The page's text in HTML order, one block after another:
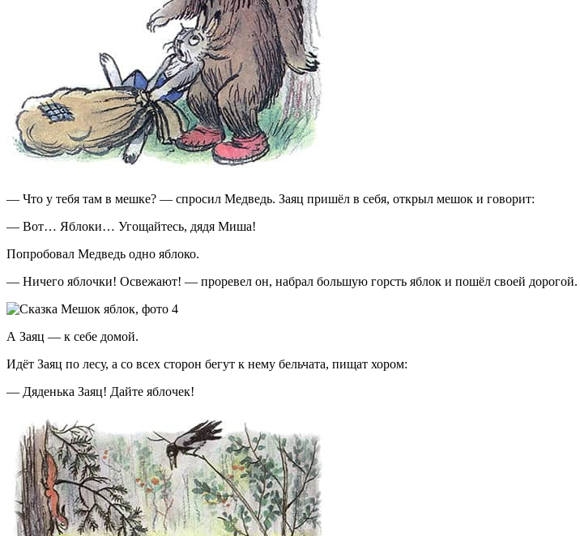
— Что у тебя там в мешке? — спросил Медведь. Заяц пришёл в себя, открыл мешок и говорит:
— Вот… Яблоки… Угощайтесь, дядя Миша!
Попробовал Медведь одно яблоко.
— Ничего яблочки! Освежают! — проревел он, набрал большую горсть яблок и пошёл своей дорогой.
А Заяц — к себе домой.
Идёт Заяц по лесу, а со всех сторон бегут к нему бельчата, пищат хором:
— Дяденька Заяц! Дайте яблочек!